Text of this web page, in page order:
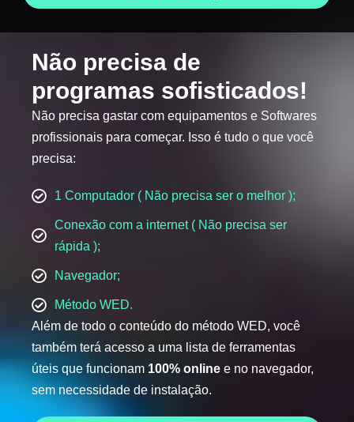
Não precisa de
programas sofisticados!
Não precisa gastar com equipamentos e Softwares
profissionais para começar. Isso é tudo o que você
precisa:
1 Computador ( Não precisa ser o melhor );
Conexão com a internet ( Não precisa ser
rápida );
Navegador;
Método WED.
Além de todo o conteúdo do método WED, você
também terá acesso a uma lista de ferramentas
úteis que funcionam 100% online e no navegador,
sem necessidade de instalação.